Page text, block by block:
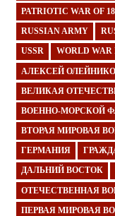
PATRIOTIC WAR OF
RUSSIAN ARMY
USSR WORLD WAR
АЛЕКСЕЙ
ВЕЛИКАЯ
ВОЕННО-МОРСКОЙ
ВТОРАЯ МИРОВАЯ
ГЕРМАНИЯ
ДАЛЬНИЙ ВОСТОК
ОТЕЧЕСТВЕННАЯ
ПЕРВАЯ МИРОВАЯ